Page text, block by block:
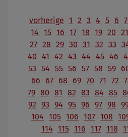
vorherige 1 2 3 4 5 6 7
14 15 16 17 18 19 20 21
27 28 29 30 31 32 33
40 41 42 43 44 45 46
53 54 55 56 57 58 59
66
67 68 69 70 71 72
79 80 81 82 83 84 85
92 93 94 95 96 97 98
104 105 106 107 108
114 115 116 117 118